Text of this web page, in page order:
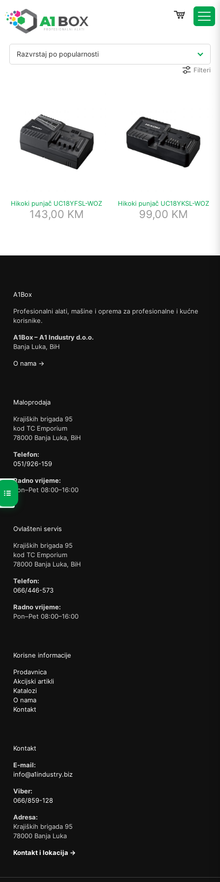
Razvrstaj po popularnosti
Filteri
Hikoki punjač UC18YFSL-WOZ
143,00 KM
Hikoki punjač UC18YKSL-WOZ
99,00 KM
A1Box
Profesionalni alati, mašine i oprema za profesionalne i kućne
korisnike.
A1Box – A1 Industry d.o.o.
Banja Luka, BiH
O nama →
Maloprodaja
Krajiških brigada 95
kod TC Emporium
78000 Banja Luka, BiH
Telefon:
051/926-159
Radno vrijeme:
Pon–Pet 08:00–16:00
Ovlašteni servis
Krajiških brigada 95
kod TC Emporium
78000 Banja Luka, BiH
Telefon:
066/446-573
Radno vrijeme:
Pon–Pet 08:00–16:00
Korisne informacije
Prodavnica
Akcijski artikli
Katalozi
O nama
Kontakt
Kontakt
E-mail:
info@a1industry.biz
Viber:
066/859-128
Adresa:
Krajiških brigada 95
78000 Banja Luka
Kontakt i lokacija →